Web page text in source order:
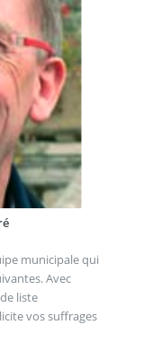
municipale qui
Avec
liste
vos suffrages